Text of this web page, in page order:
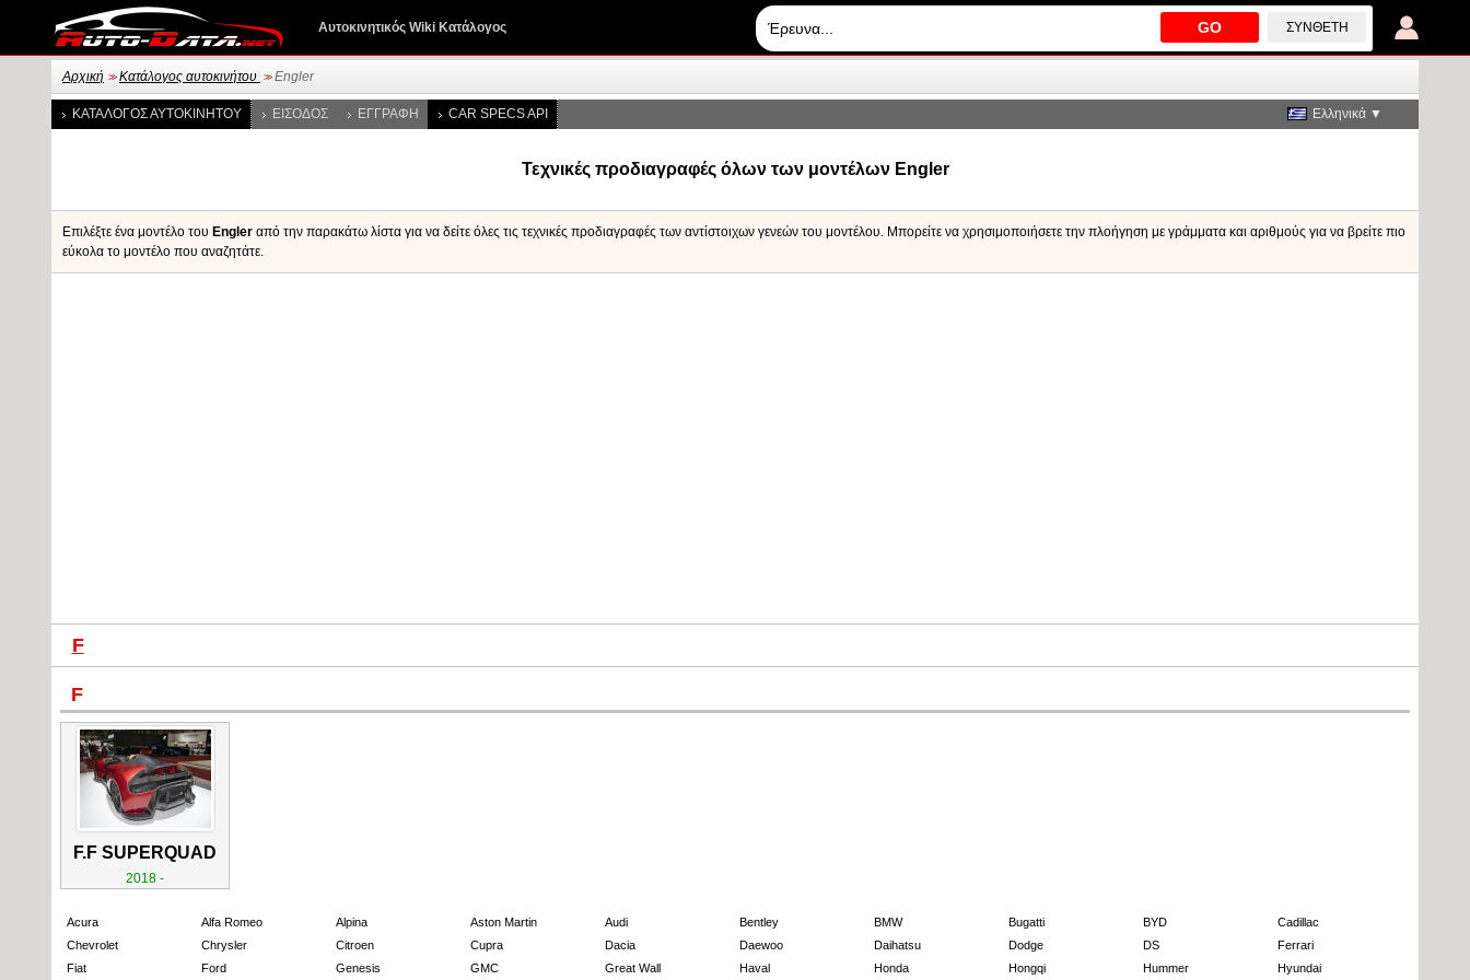
GO ΣΎΝΘΕΤΗ
Αυτοκινητικός Wiki Κατάλογος
Αρχική >> Κατάλογος αυτοκινήτου >> Engler
ΚΑΤΆΛΟΓΟΣ ΑΥΤΟΚΙΝΉΤΟΥ ΕΊΣΟΔΟΣ ΕΓΓΡΑΦΉ CAR SPECS API Ελληνικά ▼
Τεχνικές προδιαγραφές όλων των μοντέλων Engler
Επιλέξτε ένα μοντέλο του Engler από την παρακάτω λίστα για να δείτε όλες τις τεχνικές προδιαγραφές των αντίστοιχων γενεών του μοντέλου. Μπορείτε να χρησιμοποιήσετε την πλοήγηση με γράμματα και αριθμούς για να βρείτε πιο
εύκολα το μοντέλο που αναζητάτε.
F
F
F.F SUPERQUAD
2018 -
Acura Alfa Romeo Alpina Aston Martin Audi Bentley BMW Bugatti BYD
Cadillac
Chevrolet
Chrysler Citroen Cupra Dacia Daewoo Daihatsu Dodge DS
Ferrari
Fiat
Ford Genesis GMC Great Wall Haval Honda Hongqi Hummer Hyundai